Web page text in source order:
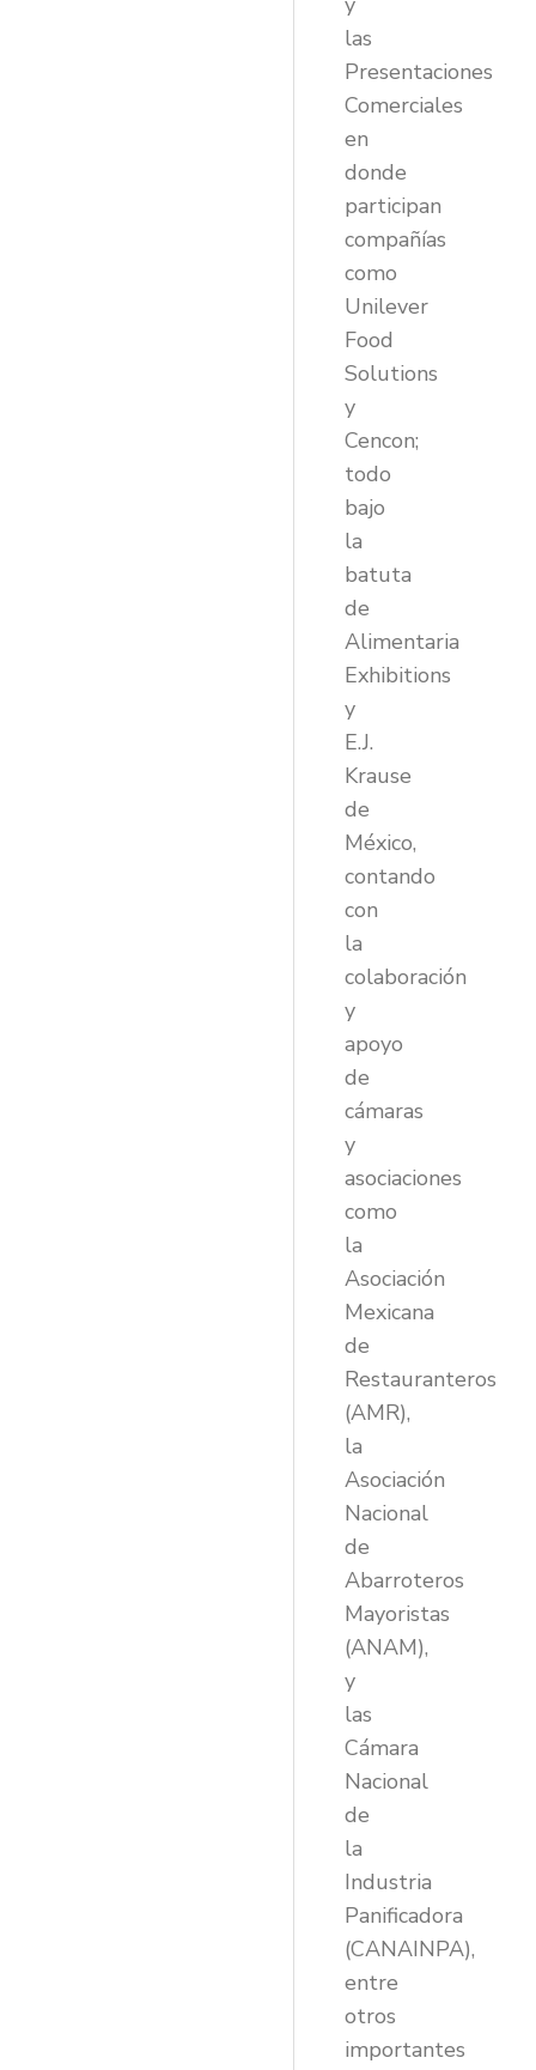
las
Presentaciones
Comerciales
en
donde
participan
compañías
como
Unilever
Food
Solutions
y
Cencon;
todo
bajo
la
batuta
de
Alimentaria
Exhibitions
y
E.J.
Krause
de
México,
contando
con
la
colaboración
y
apoyo
de
cámaras
y
asociaciones
como
la
Asociación
Mexicana
de
Restauranteros
(AMR),
la
Asociación
Nacional
de
Abarroteros
Mayoristas
(ANAM),
y
las
Cámara
Nacional
de
la
Industria
Panificadora
(CANAINPA),
entre
otros
importantes